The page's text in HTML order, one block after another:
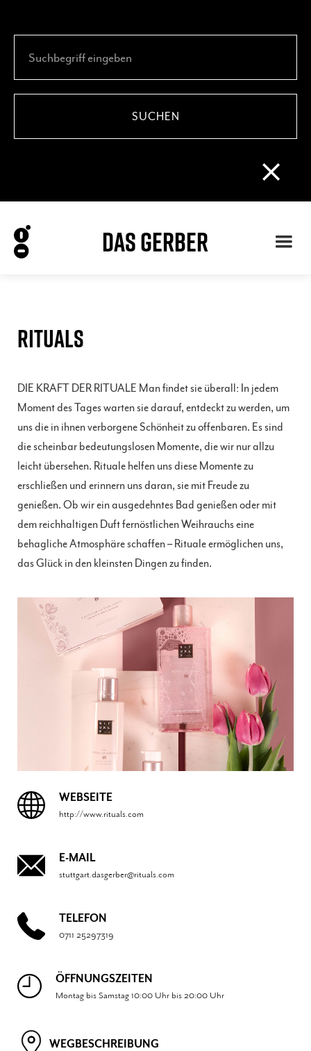
DAS GERBER
RITUALS
DIE KRAFT DER RITUALE Man findet sie überall: In jedem
Moment des Tages warten sie darauf, entdeckt zu werden, um
uns die in ihnen verborgene Schönheit zu offenbaren. Es sind
die scheinbar bedeutungslosen Momente, die wir nur allzu
leicht übersehen. Rituale helfen uns diese Momente zu
erschließen und erinnern uns daran, sie mit Freude zu
genießen. Ob wir ein ausgedehntes Bad genießen oder mit
dem reichhaltigen Duft fernöstlichen Weihrauchs eine
behagliche Atmosphäre schaffen – Rituale ermöglichen uns,
das Glück in den kleinsten Dingen zu finden.
WEBSEITE
http://www.rituals.com
E-MAIL
stuttgart.dasgerber@rituals.com
TELEFON
0711 25297319
ÖFFNUNGSZEITEN
Montag bis Samstag 10:00 Uhr bis 20:00 Uhr
WEGBESCHREIBUNG